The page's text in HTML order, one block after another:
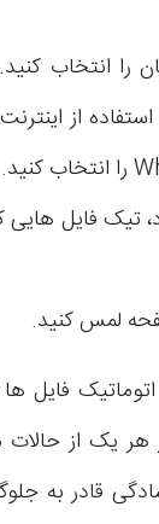
را انتخاب
از
فایل هایی
فایل
یک از حالات
قادر به